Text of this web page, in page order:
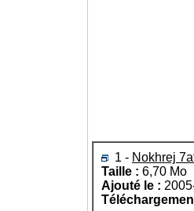
1 - Nokhrej
Taille : 6,70 Mo
Ajouté le :